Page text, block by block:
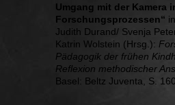
Umgang mit der Kamera
Forschungsprozessen“
Judith Durand/ Svenja
Katrin Wolstein (Hrsg.):
Pädagogik der frühen
Reflexion methodischer
Basel: Beltz Juventa, S.